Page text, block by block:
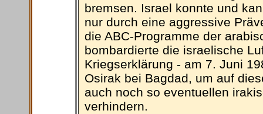
bremsen. Israel konnte und
nur durch eine aggressive
die ABC-Programme der
bombardierte die israelische
Kriegserklärung - am 7. Juni
Osirak bei Bagdad, um auf
auch noch so eventuellen
verhindern.